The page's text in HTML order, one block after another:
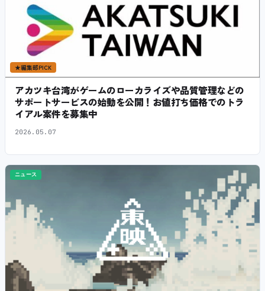
★編集部PICK
アカツキ台湾がゲームのローカライズや品質管理などの
サポートサービスの始動を公開！お値打ち価格でのトラ
イアル案件を募集中
2026.05.07
ニュース